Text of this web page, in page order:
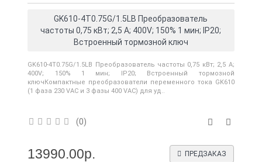
GK610-4T0.75G/1.5LB Преобразователь
частоты 0,75 кВт; 2,5 А; 400V; 150% 1 мин; IP20;
Встроенный тормозной ключ
GK610-4T0.75G/1.5LB Преобразователь частоты 0,75 кВт; 2,5 А;
400V; 150% 1 мин; IP20; Встроенный тормозной
ключКомпактные преобразователи переменного тока GK610
(1 фаза 230 VAC и 3 фазы 400 VAC) для уд..
(0)
13990.00р. ПРЕДЗАКАЗ